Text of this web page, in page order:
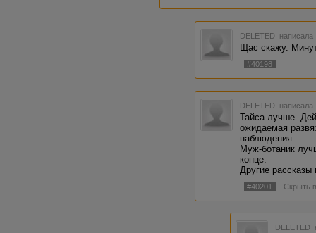
DELETED
Щас скажу.
#40198
DELETED
Тайса лучше.
ожидаемая
наблюдения.
Муж-ботаник
конце.
Другие
#40201 Скрыть
DELETED